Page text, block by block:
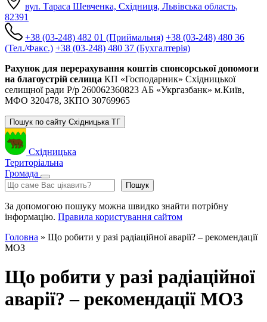
вул. Тараса Шевченка, Східниця, Львівська область,
82391
+38 (03-248) 482 01 (Приймальня) +38 (03-248) 480 36
(Тел./Факс.) +38 (03-248) 480 37 (Бухгалтерія)
Рахунок для перерахування коштів спонсорської допомоги
на благоустрій селища КП «Господарник» Східницької
селищної ради Р/р 260062360823 АБ «Укргазбанк» м.Київ,
МФО 320478, ЗКПО 30769965
Пошук по сайту Східницька ТГ
Східницька
Територіальна
Громада
Пошук
Пошук
За допомогою пошуку можна швидко знайти потрібну
інформацію. Правила користування сайтом
Головна » Що робити у разі радіаційної аварії? – рекомендації
МОЗ
Що робити у разі радіаційної
аварії? – рекомендації МОЗ